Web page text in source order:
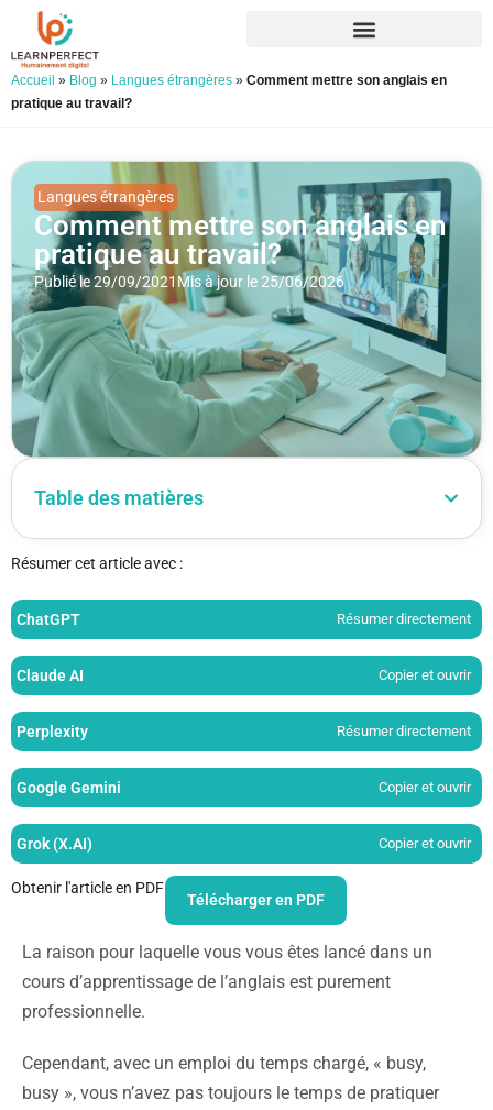
Accueil » Blog » Langues étrangères » Comment mettre son anglais en
pratique au travail?
Langues étrangères
Comment mettre son anglais en
pratique au travail?
Publié le 29/09/2021 Mis à jour le 25/06/2026
Table des matières
Résumer cet article avec :
ChatGPT Résumer directement
Claude AI Copier et ouvrir
Perplexity Résumer directement
Google Gemini Copier et ouvrir
Grok (X.AI) Copier et ouvrir
Obtenir l'article en PDF
Télécharger en PDF
La raison pour laquelle vous vous êtes lancé dans un
cours d’apprentissage de l’anglais est purement
professionnelle.
Cependant, avec un emploi du temps chargé, « busy,
busy », vous n’avez pas toujours le temps de pratiquer